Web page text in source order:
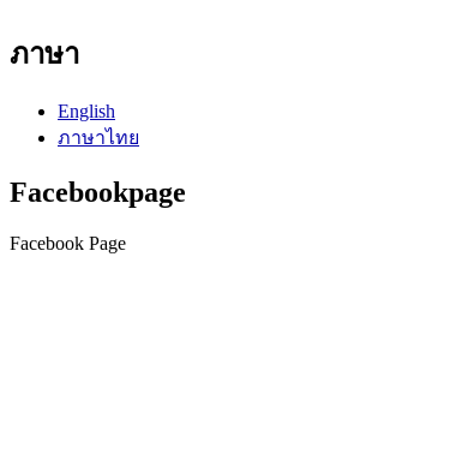
ภาษา
English
ภาษาไทย
Facebookpage
Facebook Page